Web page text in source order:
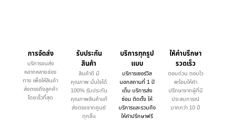
การจัดส่ง
บริการขนส่ง
หลากหลายช่อง
ทาง เพื่อให้สินค้า
ส่งตรงถึงลูกค้า
โดยเร็วที่สุด
รับประกัน
สินค้า
สินค้าดี มี
คุณภาพ มั่นใจได้
100% รับประกัน
คุณภาพสินค้าแท้
ส่งตรงจากศูนย์
ทุกชิ้น
บริการทุกรูป
แบบ
บริการเซอร์วิส
นอกสถานที่ 1 ปี
เต็ม บริการส่ง
ซ่อม ติดตั้ง ให้
บริการและรวมถึง
ให้คำปรึกษาฟรี
ให้คำบรึกษา
รวดเร็ว
ตอบด่วน ตอบไว
พร้อมให้คำ
ปรึกษาจากผู้ที่มี
ประสบการณ์
มากกว่า 10 ปี